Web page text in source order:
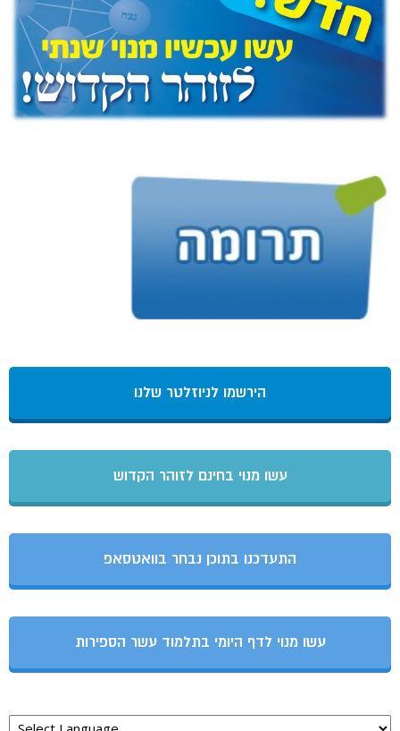
הירשמו לניוזלטר שלנו
עשו מנוי בחינם לזוהר הקדוש
התעדכנו בתוכן נבחר בוואטסאפ
עשו מנוי לדף היומי בתלמוד עשר הספירות